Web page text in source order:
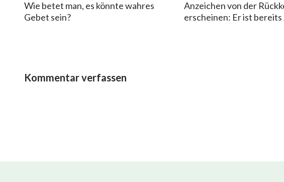
Wie betet man, es könnte wahres
Gebet sein?
Anzeichen von der
erscheinen: Er ist bereits
Kommentar verfassen